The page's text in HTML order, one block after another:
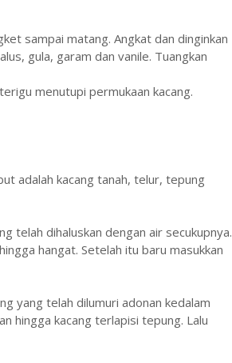
sampai matang. Angkat dan dinginkan
gula, garam dan vanile. Tuangkan
menutupi permukaan kacang.
adalah kacang tanah, telur, tepung
telah dihaluskan dengan air secukupnya.
hangat. Setelah itu baru masukkan
yang telah dilumuri adonan kedalam
hingga kacang terlapisi tepung. Lalu